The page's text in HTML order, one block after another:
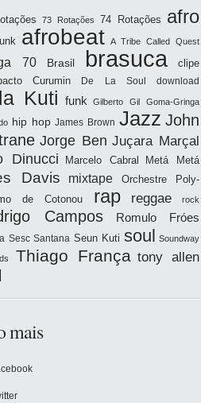
73 Rotações 74 Rotações afro
afrobeat A Tribe Called Quest
70 Brasil brasuca
clipe
Curumin De La Soul download
Kuti funk Gilberto Gil Goma-Gringa
hip hop James Brown Jazz John
Jorge Ben Juçara Marçal
Dinucci Marcelo Cabral Metá Metá
Davis mixtape
Orchestre Poly-
de Cotonou
rap reggae rock
Campos Romulo Fróes
Sesc Santana Seun Kuti soul Soundway
Thiago França tony allen
mais